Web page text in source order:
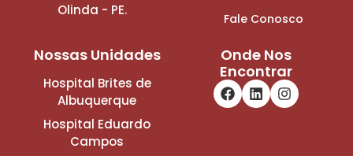
Olinda - PE.
Fale Conosco
Nossas Unidades
Hospital Brites de
Albuquerque
Hospital Eduardo
Campos
Onde Nos
Encontrar